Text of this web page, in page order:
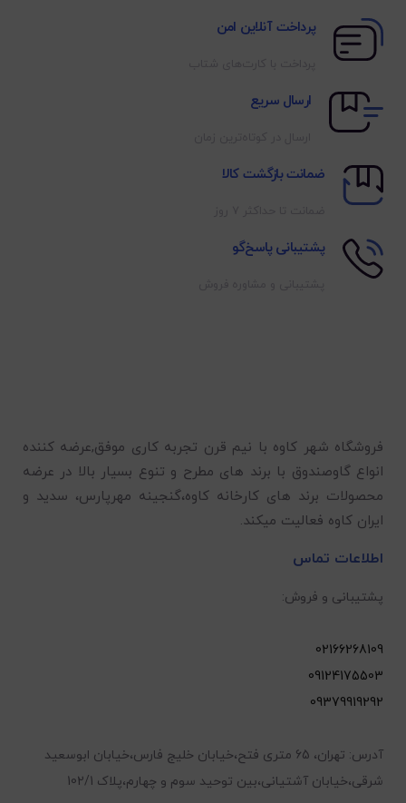
پرداخت آنلاین امن
ارسال سریع
ضمانت بازگشت کالا
پشتیبانی پاسخ‌گو
فروشگاه شهر کاوه با نیم قرن تجربه کاری موفق,عرضه کننده
انواع گاوصندوق با برند های مطرح و تنوع بسیار بالا در عرضه
محصولات برند های کارخانه کاوه،گنجینه مهرپارس، سدید و
ایران کاوه فعالیت میکند.
اطلاعات تماس
پشتیبانی و فروش:
02166268109
09124175503
09379919292
آدرس: تهران، 65 متری فتح،خیابان خلیج فارس،خیابان ابوسعید
شرقی،خیابان آشتیانی،بین توحید سوم و چهارم،پلاک 102/1